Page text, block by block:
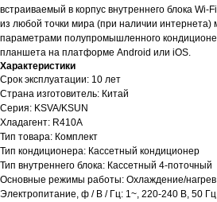
встраиваемый в корпус внутреннего блока
из любой точки мира (при наличии интернета)
параметрами полупромышленного
планшета на платформе Android или iOS.
Характеристики
Срок эксплуатации: 10 лет
Страна изготовитель: Китай
Серия: KSVA/KSUN
Хладагент: R410A
Тип товара: Комплект
Тип кондиционера: Кассетный кондиционер
Тип внутреннего блока: Кассетный 4-поточный
Основные режимы работы: Охлаждение/нагрев
Электропитание, ф / В / Гц: 1~, 220-240 В, 50 Гц